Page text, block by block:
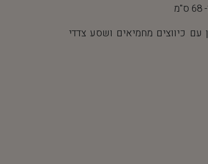
כיווצים מחמיאים ושסע צדדי